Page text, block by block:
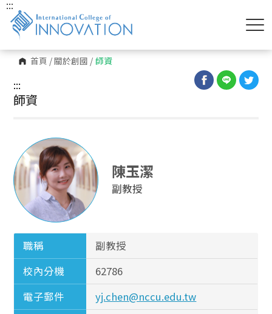
首頁 /關於創國 / 師資
:::
:::
師資
陳玉潔
副教授
職稱
副教授
校內分機
62786
電子郵件
yj.chen@nccu.edu.tw